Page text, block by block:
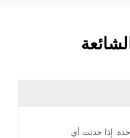
إذا حدثت أي